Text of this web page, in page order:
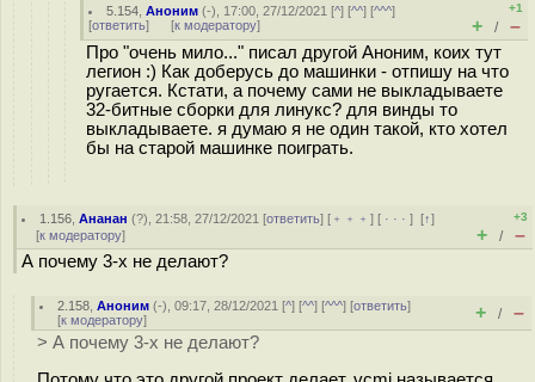
5.154 ,Аноним (-), 17:00, 27/12/2021 [^] [^^] [^^^]
[ответить] [к модератору]
+1
+ / –
Про "очень мило..." писал другой Аноним, коих тут
легион :) Как доберусь до машинки - отпишу на что
ругается. Кстати, а почему сами не выкладываете
32-битные сборки для линукс? для винды то
выкладываете. я думаю я не один такой, кто хотел
бы на старой машинке поиграть.
1.156 ,Ананан (?), 21:58, 27/12/2021 [ответить] [ ﹢﹢﹢] [ · · ·][↑]
[к модератору]
+3
+ / –
А почему 3-х не делают?
2.158 ,Аноним (-), 09:17, 28/12/2021 [^] [^^] [^^^] [ответить]
[к модератору] + / –
> А почему 3-х не делают?